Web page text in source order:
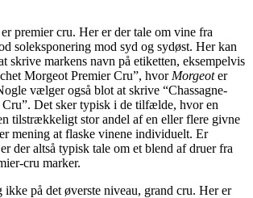
premier cru. Her er der tale om vine fra
soleksponering mod syd og sydøst. Her kan
skrive markens navn på etiketten, eksempelvis
Morgeot Premier Cru”, hvor Morgeoter
vælger også blot at skrive “Chassagne-
Det sker typisk i de tilfælde, hvor en
tilstrækkeligt stor andel af en eller flere givne
mening at flaske vinene individuelt. Er
der altså typisk tale om et blend af druer fra
cru marker.
ikke på det øverste niveau, grand cru. Her er